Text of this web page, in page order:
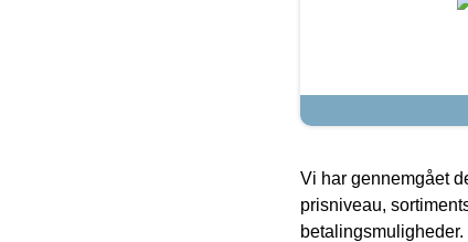
Vi har gennemgået
prisniveau,
betalingsmuligheder.